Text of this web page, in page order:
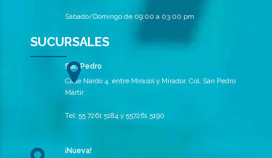
Sábado/Domingo de 09:00 a 03:00 pm
SUCURSALES
San Pedro
Calle Nardo 4, entre Mirasol y Mirador, Col. San Pedro
Mártir
Tel: 55 7261 5184 y 557261 5190
¡Nueva!